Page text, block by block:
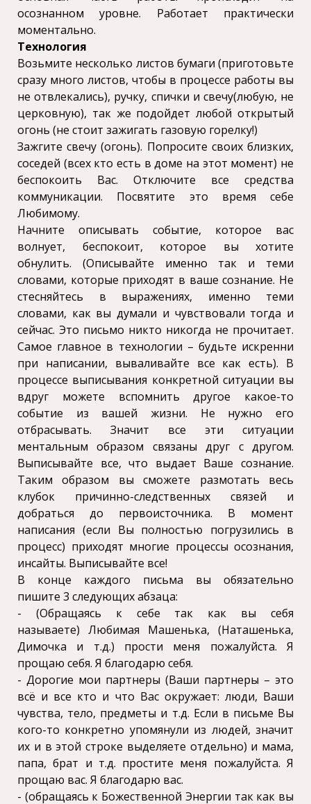
осознанном уровне. Работает практически
моментально.
Технология
Возьмите несколько листов бумаги (приготовьте
сразу много листов, чтобы в процессе работы вы
не отвлекались), ручку, спички и свечу(любую, не
церковную), так же подойдет любой открытый
огонь (не стоит зажигать газовую горелку!)
Зажгите свечу (огонь). Попросите своих близких,
соседей (всех кто есть в доме на этот момент) не
беспокоить Вас. Отключите все средства
коммуникации. Посвятите это время себе
Любимому.
Начните описывать событие, которое вас
волнует, беспокоит, которое вы хотите
обнулить. (Описывайте именно так и теми
словами, которые приходят в ваше сознание. Не
стесняйтесь в выражениях, именно теми
словами, как вы думали и чувствовали тогда и
сейчас. Это письмо никто никогда не прочитает.
Самое главное в технологии – будьте искренни
при написании, вываливайте все как есть). В
процессе выписывания конкретной ситуации вы
вдруг можете вспомнить другое какое-то
событие из вашей жизни. Не нужно его
отбрасывать. Значит все эти ситуации
ментальным образом связаны друг с другом.
Выписывайте все, что выдает Ваше сознание.
Таким образом вы сможете размотать весь
клубок причинно-следственных связей и
добраться до первоисточника. В момент
написания (если Вы полностью погрузились в
процесс) приходят многие процессы осознания,
инсайты. Выписывайте все!
В конце каждого письма вы обязательно
пишите 3 следующих абзаца:
- (Обращаясь к себе так как вы себя
называете) Любимая Машенька, (Наташенька,
Димочка и т.д.) прости меня пожалуйста. Я
прощаю себя. Я благодарю себя.
- Дорогие мои партнеры (Ваши партнеры – это
всё и все кто и что Вас окружает: люди, Ваши
чувства, тело, предметы и т.д. Если в письме Вы
кого-то конкретно упомянули из людей, значит
их и в этой строке выделяете отдельно) и мама,
папа, брат и т.д. простите меня пожалуйста. Я
прощаю вас. Я благодарю вас.
- (обращаясь к Божественной Энергии так как вы